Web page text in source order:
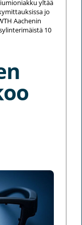
yltää
jo
Aachenin
10